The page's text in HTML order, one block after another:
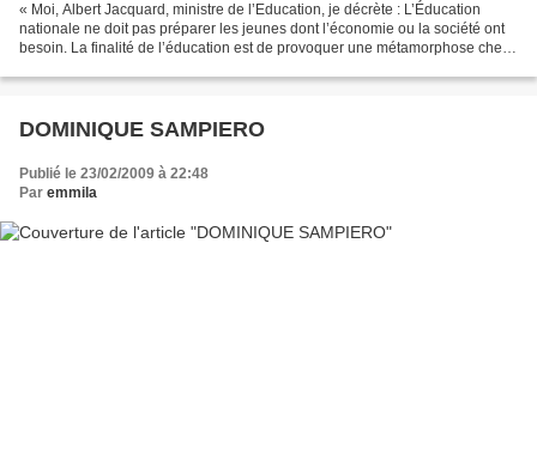
« Moi, Albert Jacquard, ministre de l’Education, je décrète : L’Éducation
nationale ne doit pas préparer les jeunes dont l’économie ou la société ont
besoin. La finalité de l’éducation est de provoquer une métamorphose chez
DOMINIQUE SAMPIERO
Publié le 23/02/2009 à 22:48
Par emmila